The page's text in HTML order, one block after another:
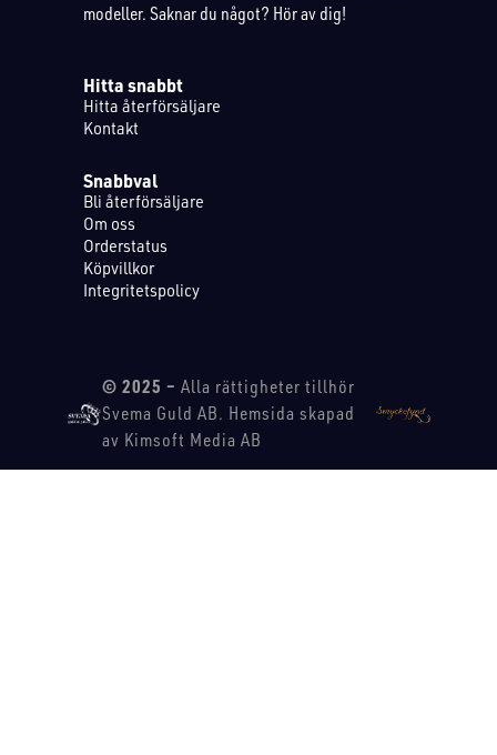
modeller. Saknar du något? Hör av dig!
Hitta snabbt
Hitta återförsäljare
Kontakt
Snabbval
Bli återförsäljare
Om oss
Orderstatus
Köpvillkor
Integritetspolicy
© 2025 – Alla rättigheter tillhör
Svema Guld AB. Hemsida skapad
av Kimsoft Media AB